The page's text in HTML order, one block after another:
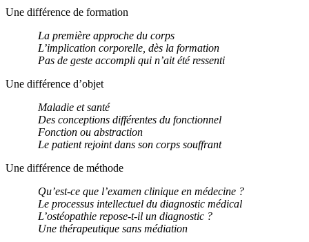
Une différence de formation
La première approche du corps
L’implication corporelle, dès la formation
Pas de geste accompli qui n’ait été ressenti
Une différence d’objet
Maladie et santé
Des conceptions différentes du fonctionnel
Fonction ou abstraction
Le patient rejoint dans son corps souffrant
Une différence de méthode
Qu’est-ce que l’examen clinique en médecine ?
Le processus intellectuel du diagnostic médical
L’ostéopathierepose-t-il un diagnostic ?
Une thérapeutique sans médiation